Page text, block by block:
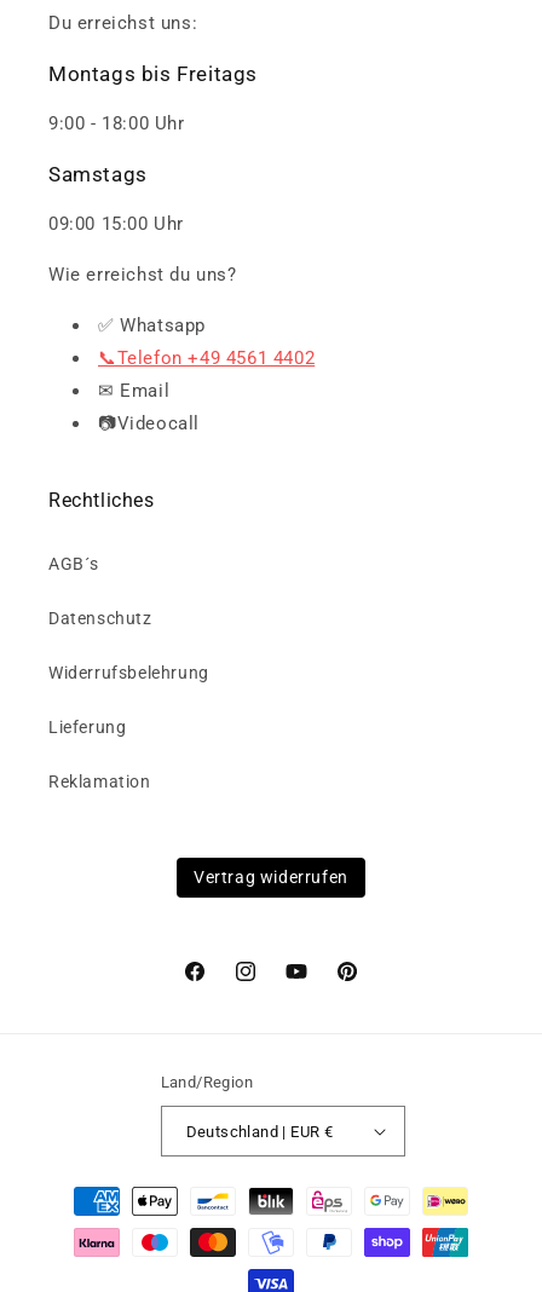
Du erreichst uns:
Montags bis Freitags
9:00 - 18:00 Uhr
Samstags
09:00 15:00 Uhr
Wie erreichst du uns?
✅ Whatsapp
📞Telefon +49 4561 4402
✉ Email
📷Videocall
Rechtliches
AGB´s
Datenschutz
Widerrufsbelehrung
Lieferung
Reklamation
Vertrag widerrufen
FacebookInstagramYouTubePinterest
Land/Region
Deutschland | EUR €
Zahlungsmethoden